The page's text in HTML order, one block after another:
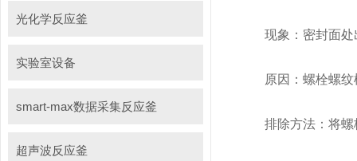
光化学反应釜
实验室设备
smart-max数据采集反应釜
超声波反应釜
现象：密封面处
原因：螺栓螺纹
排除方法：将螺